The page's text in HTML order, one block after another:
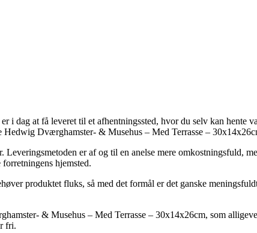
dag at få leveret til et afhentningssted, hvor du selv kan hente
Dværghamster- & Musehus – Med Terrasse –
er af og til en anelse mere omkostningsfuld,
hjemsted.
produktet fluks, så med det formål er det ganske
& Musehus – Med Terrasse – 30x14x26cm, som
fri.